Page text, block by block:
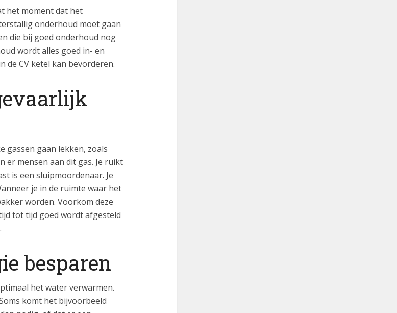
het moment dat het
onderhoud moet gaan
die bij goed onderhoud nog
wordt alles goed in- en
de CV ketel kan bevorderen.
gassen gaan lekken, zoals
er mensen aan dit gas. Je ruikt
is een sluipmoordenaar. Je
je in de ruimte waar het
worden. Voorkom deze
tot tijd goed wordt afgesteld
besparen
het water verwarmen.
komt het bijvoorbeeld